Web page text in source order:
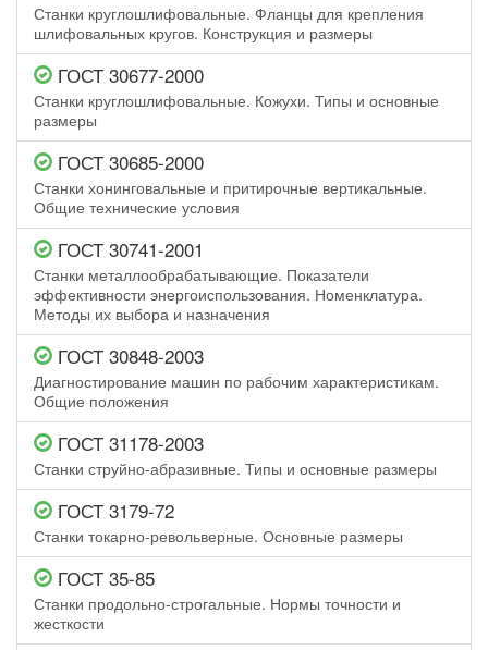
Станки круглошлифовальные. Фланцы для крепления
шлифовальных кругов. Конструкция и размеры
ГОСТ 30677-2000
Станки круглошлифовальные. Кожухи. Типы и основные
размеры
ГОСТ 30685-2000
Станки хонинговальные и притирочные вертикальные.
Общие технические условия
ГОСТ 30741-2001
Станки металлообрабатывающие. Показатели
эффективности энергоиспользования. Номенклатура.
Методы их выбора и назначения
ГОСТ 30848-2003
Диагностирование машин по рабочим характеристикам.
Общие положения
ГОСТ 31178-2003
Станки струйно-абразивные. Типы и основные размеры
ГОСТ 3179-72
Станки токарно-револьверные. Основные размеры
ГОСТ 35-85
Станки продольно-строгальные. Нормы точности и
жесткости